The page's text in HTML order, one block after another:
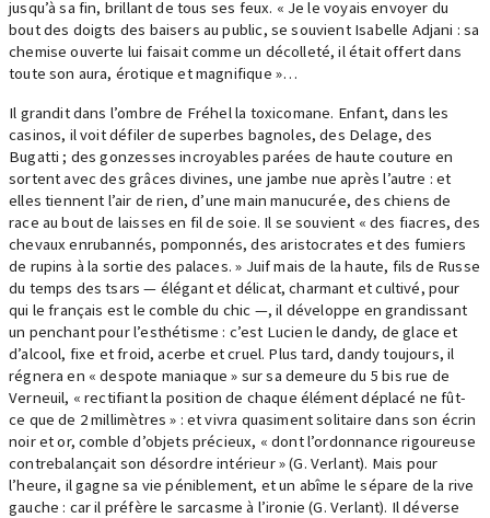
jusqu’à sa fin, brillant de tous ses feux. « Je le voyais envoyer du
bout des doigts des baisers au public, se souvient Isabelle Adjani : sa
chemise ouverte lui faisait comme un décolleté, il était offert dans
toute son aura, érotique et magnifique »…
Il grandit dans l’ombre de Fréhel la toxicomane. Enfant, dans les
casinos, il voit défiler de superbes bagnoles, des Delage, des
Bugatti ; des gonzesses incroyables parées de haute couture en
sortent avec des grâces divines, une jambe nue après l’autre : et
elles tiennent l’air de rien, d’une main manucurée, des chiens de
race au bout de laisses en fil de soie. Il se souvient « des fiacres, des
chevaux enrubannés, pomponnés, des aristocrates et des fumiers
de rupins à la sortie des palaces. » Juif mais de la haute, fils de Russe
du temps des tsars — élégant et délicat, charmant et cultivé, pour
qui le français est le comble du chic —, il développe en grandissant
un penchant pour l’esthétisme : c’est Lucien le dandy, de glace et
d’alcool, fixe et froid, acerbe et cruel. Plus tard, dandy toujours, il
régnera en « despote maniaque » sur sa demeure du 5 bis rue de
Verneuil, « rectifiant la position de chaque élément déplacé ne fût-
ce que de 2 millimètres » : et vivra quasiment solitaire dans son écrin
noir et or, comble d’objets précieux, « dont l’ordonnance rigoureuse
contrebalançait son désordre intérieur » (G. Verlant). Mais pour
l’heure, il gagne sa vie péniblement, et un abîme le sépare de la rive
gauche : car il préfère le sarcasme à l’ironie (G. Verlant). Il déverse